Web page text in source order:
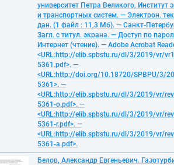
университет Петра Великого, Институт
и транспортных систем. — Электрон.
дан. (1 файл : 11,3 Мб). — Санкт-
Загл. с титул. экрана. — Доступ по
Интернет (чтение). — Adobe Acrobat
<URL:http://elib.spbstu.ru/dl/3/2019/vr/
5361.pdf>. —
<URL:http://doi.org/10.18720/SPBPU/3/
5361>. —
<URL:http://elib.spbstu.ru/dl/3/2019/vr/
5361-o.pdf>. —
<URL:http://elib.spbstu.ru/dl/3/2019/vr/
5361-r.pdf>. —
<URL:http://elib.spbstu.ru/dl/3/2019/vr/
5361-a.pdf>.
Белов, Александр Евгеньевич.